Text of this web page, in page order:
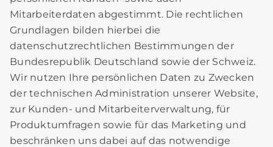
Mitarbeiterdaten abgestimmt. Die rechtlichen
Grundlagen bilden hierbei die
datenschutzrechtlichen Bestimmungen der
Bundesrepublik Deutschland sowie der Schweiz.
Wir nutzen Ihre persönlichen Daten zu Zwecken
der technischen Administration unserer Website,
zur Kunden- und Mitarbeiterverwaltung, für
Produktumfragen sowie für das Marketing und
beschränken uns dabei auf das notwendige